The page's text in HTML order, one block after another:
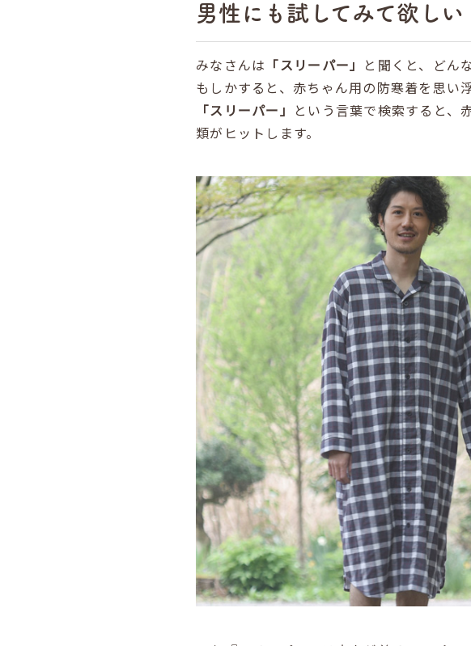
男性にも試してみて欲し
みなさんは 「スリーパー」 と聞くと、どん
もしかすると、赤ちゃん用の防寒着を思い
「スリーパー」 という言葉で検索すると、
類がヒットします。